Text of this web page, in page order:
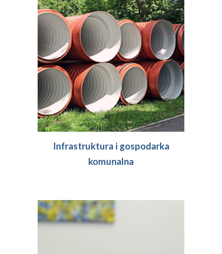
Infrastruktura i gospodarka
komunalna